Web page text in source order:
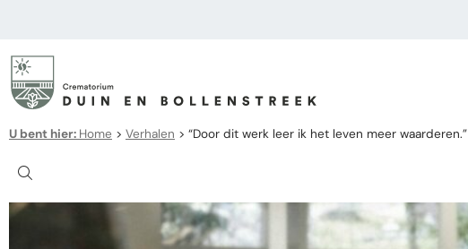
U bent hier: Home > Verhalen > “Door dit werk leer ik het leven meer waarderen.”